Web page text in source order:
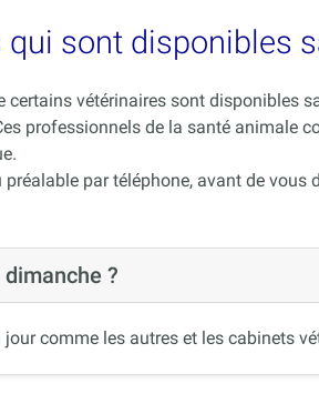
sont disponibles
certains vétérinaires sont disponibles
professionnels de la santé animale
par téléphone, avant de vous
?
comme les autres et les cabinets